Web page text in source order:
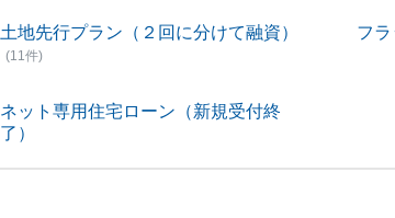
土地先行プラン（２回に分けて融資）
(11件)
フラ
ネット専用住宅ローン（新規受付終
了）